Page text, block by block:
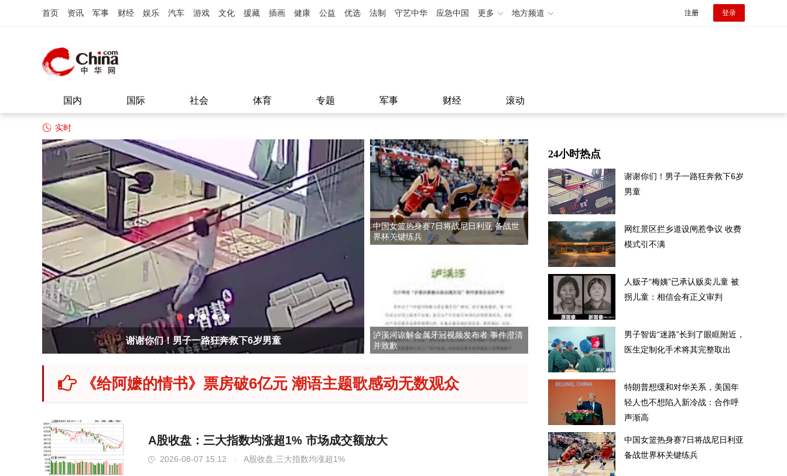
首页 资讯 军事 财经 娱乐 汽车 游戏 文化 援藏 插画 健康 公益 优选 法制 守艺中华 应急中国 更多 地方频道 注册 登录
国内 国际 社会 体育 专题 军事 财经 滚动
实时
谢谢你们！男子一路狂奔救下6岁男童 网红景区拦乡道设闸惹争议 收费模式引不满 人贩子“梅姨”
中国女篮热身赛7日将战尼日利亚 备战世
界杯关键练兵
泸溪河谅解金属牙冠视频发布者 事件澄清
并致歉
《给阿嬷的情书》票房破6亿元 潮语主题歌感动无数观众
A股收盘：三大指数均涨超1% 市场成交额放大
2026-08-07 15:12 A股收盘,三大指数均涨超1%
24小时热点
谢谢你们！男子一路狂奔救下6岁
男童
网红景区拦乡道设闸惹争议 收费
模式引不满
人贩子“梅姨”已承认贩卖儿童 被
拐儿童：相信会有正义审判
男子智齿“迷路”长到了眼眶附近，
医生定制化手术将其完整取出
特朗普想缓和对华关系，美国年
轻人也不想陷入新冷战：合作呼
声渐高
中国女篮热身赛7日将战尼日利亚
备战世界杯关键练兵